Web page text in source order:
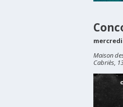
mercredi
Maison
Cabriès,